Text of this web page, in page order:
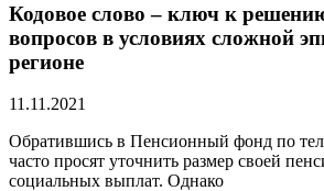
Кодовое слово – ключ к
вопросов в условиях сложной
регионе
11.11.2021
Обратившись в Пенсионный фонд по
часто просят уточнить размер своей
социальных выплат. Однако